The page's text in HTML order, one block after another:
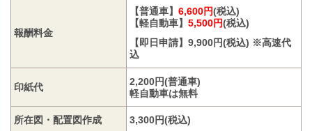
報酬料金
【普通車】6,600円(税込)
【軽自動車】5,500円(税込)
【即日申請】9,900円(税込) ※高速代
込
印紙代
2,200円(普通車)
軽自動車は無料
所在図・配置図作成 3,300円(税込)